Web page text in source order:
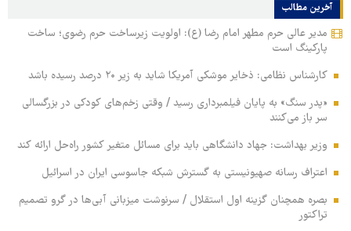
آخرین مطالب
مدیر عالی حرم مطهر امام رضا (ع): اولویت زیرساخت حرم رضوی؛ ساخت
پارکینگ است
کارشناس نظامی: ذخایر موشکی آمریکا شاید به زیر ۲۰ درصد رسیده باشد
«پدر سنگ» به پایان فیلمبرداری رسید / وقتی زخم‌های کودکی در بزرگسالی
سر باز می‌کنند
وزیر بهداشت: جهاد دانشگاهی باید برای مسائل متغیر کشور راه‌حل ارائه کند
اعتراف رسانه صهیونیستی به گسترش شبکه جاسوسی ایران در اسرائیل
بصره همچنان گزینه اول استقلال / سرنوشت میزبانی آبی‌ها در گرو تصمیم
تراکتور